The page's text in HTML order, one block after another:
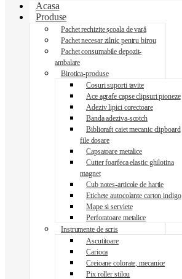
Acasa
Produse
Pachet rechizite școala de vară
Pachet necesar zilnic pentru birou
Pachet consumabile depozit-
ambalare
Birotica-produse
Cosuri suporti tavite
Ace agrafe capse clipsuri pioneze
Adeziv lipici corectoare
Banda adeziva-scotch
Biblioraft caiet mecanic clipboard
file dosare
Capsatoare metalice
Cutter foarfeca elastic ghilotina
magnet
Cub notes-articole de hartie
Etichete autocolante carton indigo
Mape si serviete
Perforatoare metalice
Instrumente de scris
Ascutitoare
Carioca
Creioane colorate, mecanice
Pix roller stilou